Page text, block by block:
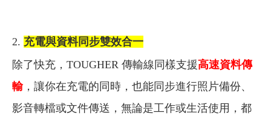
2. 充電與資料同步雙效合一
除了快充，TOUGHER 傳輸線同樣支援高速資料傳
輸，讓你在充電的同時，也能同步進行照片備份、
影音轉檔或文件傳送，無論是工作或生活使用，都